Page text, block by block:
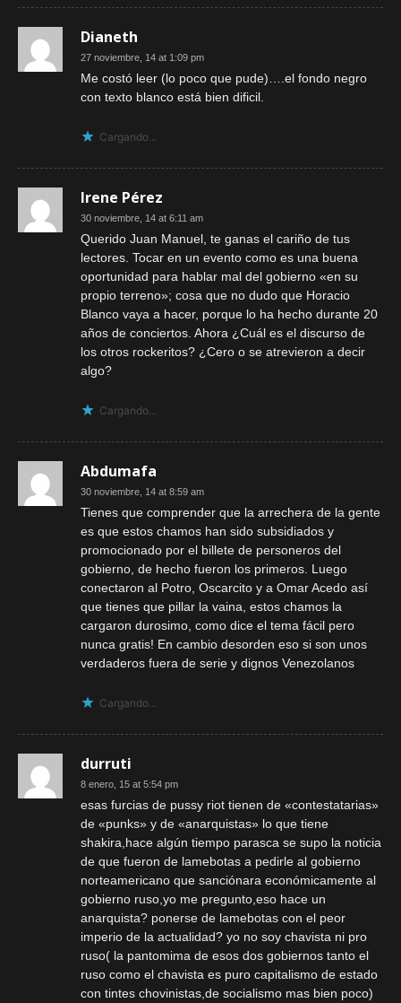
Dianeth
27 noviembre, 14 at 1:09 pm
Me costó leer (lo poco que pude)….el fondo negro
con texto blanco está bien dificil.
Cargando...
Irene Pérez
30 noviembre, 14 at 6:11 am
Querido Juan Manuel, te ganas el cariño de tus
lectores. Tocar en un evento como es una buena
oportunidad para hablar mal del gobierno «en su
propio terreno»; cosa que no dudo que Horacio
Blanco vaya a hacer, porque lo ha hecho durante 20
años de conciertos. Ahora ¿Cuál es el discurso de
los otros rockeritos? ¿Cero o se atrevieron a decir
algo?
Cargando...
Abdumafa
30 noviembre, 14 at 8:59 am
Tienes que comprender que la arrechera de la gente
es que estos chamos han sido subsidiados y
promocionado por el billete de personeros del
gobierno, de hecho fueron los primeros. Luego
conectaron al Potro, Oscarcito y a Omar Acedo así
que tienes que pillar la vaina, estos chamos la
cargaron durosimo, como dice el tema fácil pero
nunca gratis! En cambio desorden eso si son unos
verdaderos fuera de serie y dignos Venezolanos
Cargando...
durruti
8 enero, 15 at 5:54 pm
esas furcias de pussy riot tienen de «contestatarias»
de «punks» y de «anarquistas» lo que tiene
shakira,hace algún tiempo parasca se supo la noticia
de que fueron de lamebotas a pedirle al gobierno
norteamericano que sanciónara económicamente al
gobierno ruso,yo me pregunto,eso hace un
anarquista? ponerse de lamebotas con el peor
imperio de la actualidad? yo no soy chavista ni pro
ruso( la pantomima de esos dos gobiernos tanto el
ruso como el chavista es puro capitalismo de estado
con tintes chovinistas,de socialismo mas bien poco)